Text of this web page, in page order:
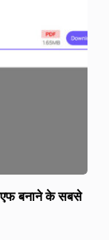
बनाने के सबसे